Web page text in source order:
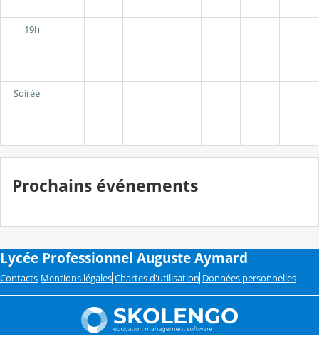
19h
Soirée
Prochains événements
Lycée Professionnel Auguste Aymard
Contacts Mentions légales Chartes d'utilisation Données personnelles